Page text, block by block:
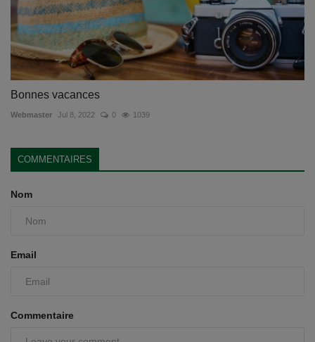
Bonnes vacances
Webmaster Jul 8, 2022 0 1039
COMMENTAIRES
Nom
Email
Commentaire